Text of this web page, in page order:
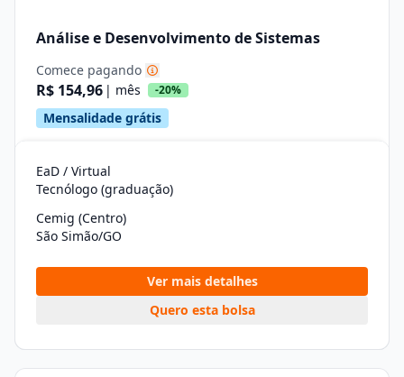
Análise e Desenvolvimento de Sistemas
Comece pagando
R$ 154,96 | mês -20%
Mensalidade grátis
EaD / Virtual
Tecnólogo (graduação)
Cemig (Centro)
São Simão/GO
Ver mais detalhes
Quero esta bolsa